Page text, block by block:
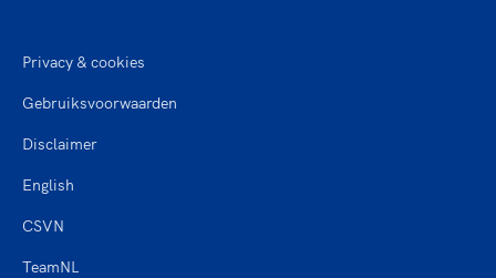
Privacy & cookies
Gebruiksvoorwaarden
Disclaimer
English
CSVN
TeamNL